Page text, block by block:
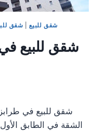
شقق للبيع شقق
شقق للبيع
شقق للبيع في
الشقة في الطابق